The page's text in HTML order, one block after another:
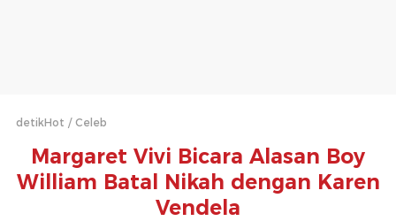
detikHot Celeb
Margaret Vivi Bicara Alasan Boy
William Batal Nikah dengan Karen
Vendela